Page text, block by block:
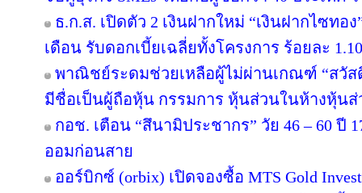
ธ.ก.ส. เปิดตัว 2 เงินฝากใหม่ “เงินฝากไซทอ
เดือน รับดอกเบี้ยเฉลี่ยทั้งโครงการ ร้อยละ
พาณิชย์ระดมช่วยเหลือผู้ไม่ผ่านเกณฑ์ “สวั
มีชื่อเป็นผู้ถือหุ้น กรรมการ หุ้นส่วนในห้างหุ้น
กอช. เตือน “สึนามิประชากร” วัย 46 – 60 ปี
ออมก่อนสาย
ออร์บิกซ์ (orbix) เปิดจองซื้อ MTS Gold